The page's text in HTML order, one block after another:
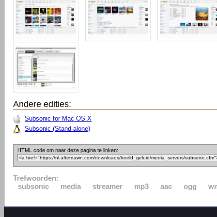
Andere edities:
Subsonic for Mac OS X
Subsonic (Stand-alone)
HTML code om naar deze pagina te linken:
Trefwoorden:
subsonic
media streamer mp3 aac ogg